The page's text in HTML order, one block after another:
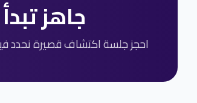
جاهز
احجز جلسة اكتشاف قصيرة نحدد